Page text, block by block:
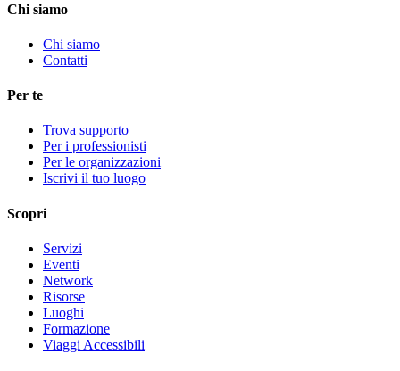
Chi siamo
Chi siamo
Contatti
Per te
Trova supporto
Per i professionisti
Per le organizzazioni
Iscrivi il tuo luogo
Scopri
Servizi
Eventi
Network
Risorse
Luoghi
Formazione
Viaggi Accessibili